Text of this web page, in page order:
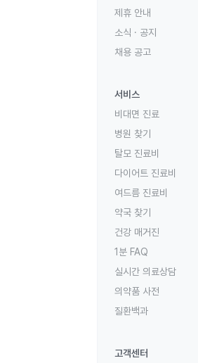
제휴 안내
소식 · 공지
채용 공고
서비스
비대면 진료
병원 찾기
탈모 진료비
다이어트 진료비
여드름 진료비
약국 찾기
건강 매거진
1분 FAQ
실시간 의료상담
의약품 사전
질환백과
고객센터